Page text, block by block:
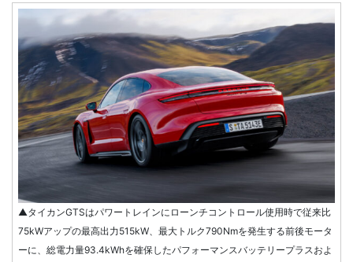
▲タイカンGTSはパワートレインにローンチコントロール使用時で従来比
75kWアップの最高出力515kW、最大トルク790Nmを発生する前後モータ
ーに、総電力量93.4kWhを確保したパフォーマンスバッテリープラスおよ